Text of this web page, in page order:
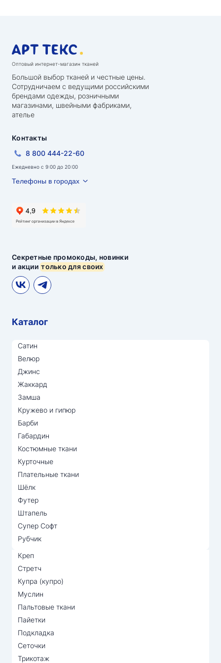
Оптовый интернет-магазин тканей
Большой выбор тканей и честные цены.
Сотрудничаем с ведущими российскими
брендами одежды, розничными
магазинами, швейными фабриками,
ателье
Секретные промокоды, новинки
и акциитолько для своих
Контакты
8 800 444-22-60
Ежедневно с 9:00 до 20:00
Телефоны в городах
Каталог
Сатин
Велюр
Джинс
Жаккард
Замша
Кружево и гипюр
Барби
Габардин
Костюмные ткани
Курточные
Плательные ткани
Шёлк
Футер
Штапель
Супер Софт
Рубчик
Креп
Стретч
Купра (купро)
Муслин
Пальтовые ткани
Пайетки
Подкладка
Сеточки
Трикотаж